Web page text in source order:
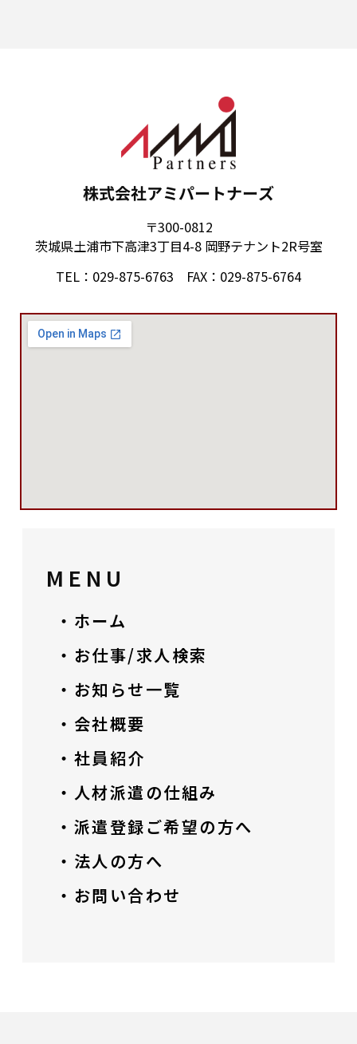
株式会社アミパートナーズ
〒300-0812
茨城県土浦市下高津3丁目4-8 岡野テナント2R号室
TEL：029-875-6763 FAX：029-875-6764
MENU
・ホーム
・お仕事/求人検索
・お知らせ一覧
・会社概要
・社員紹介
・人材派遣の仕組み
・派遣登録ご希望の方へ
・法人の方へ
・お問い合わせ